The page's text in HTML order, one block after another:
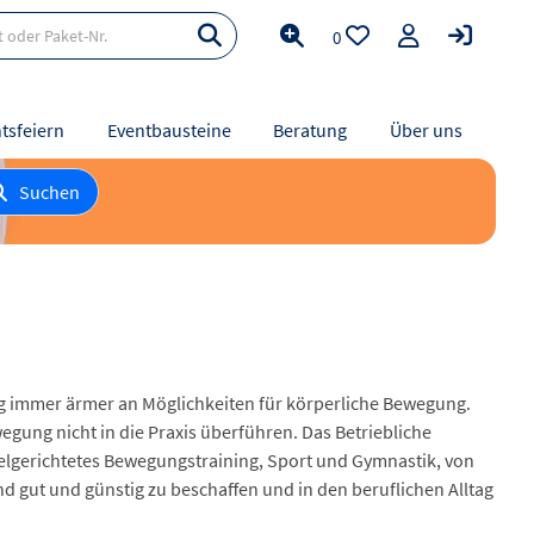
Eventbausteine Beratung Über uns
0
Suchen
ärmer an Möglichkeiten für körperliche Bewegung.
nicht in die Praxis überführen. Das Betriebliche
Bewegungstraining, Sport und Gymnastik, von
gut und günstig zu beschaffen und in den beruflichen Alltag